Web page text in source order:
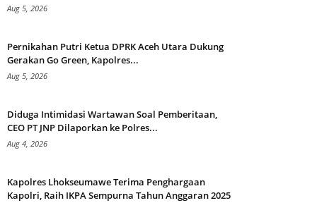
Aug 5, 2026
Pernikahan Putri Ketua DPRK Aceh Utara Dukung
Gerakan Go Green, Kapolres...
Aug 5, 2026
Diduga Intimidasi Wartawan Soal Pemberitaan,
CEO PT JNP Dilaporkan ke Polres...
Aug 4, 2026
Kapolres Lhokseumawe Terima Penghargaan
Kapolri, Raih IKPA Sempurna Tahun Anggaran 2025